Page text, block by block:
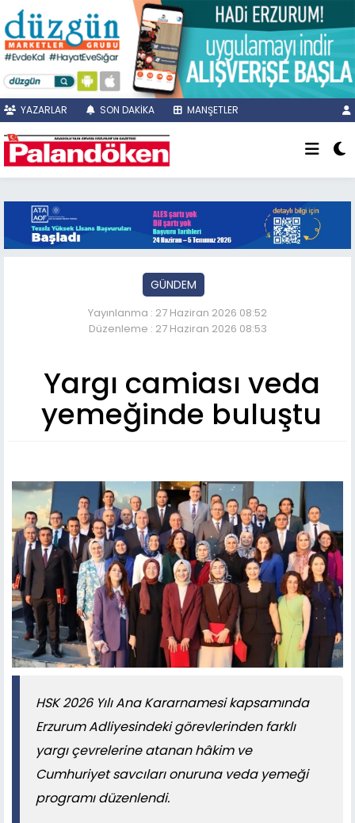
YAZARLAR SON DAKİKA MANŞETLER
GÜNDEM
Yayınlanma : 27 Haziran 2026 08:52
Düzenleme : 27 Haziran 2026 08:53
Yargı camiası veda
yemeğinde buluştu
HSK 2026 Yılı Ana Kararnamesi kapsamında
Erzurum Adliyesindeki görevlerinden farklı
yargı çevrelerine atanan hâkim ve
Cumhuriyet savcıları onuruna veda yemeği
programı düzenlendi.